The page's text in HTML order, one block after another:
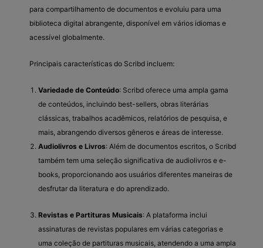
para compartilhamento de documentos e evoluiu para uma
biblioteca digital abrangente, disponível em vários idiomas e
acessível globalmente.
Principais características do Scribd incluem:
Variedade de Conteúdo: Scribd oferece uma ampla gama
de conteúdos, incluindo best-sellers, obras literárias
clássicas, trabalhos acadêmicos, relatórios de pesquisa, e
mais, abrangendo diversos gêneros e áreas de interesse.
Audiolivros e Livros: Além de documentos escritos, o Scribd
também tem uma seleção significativa de audiolivros e e-
books, proporcionando aos usuários diferentes maneiras de
desfrutar da literatura e do aprendizado.
Revistas e Partituras Musicais: A plataforma inclui
assinaturas de revistas populares em várias categorias e
uma coleção de partituras musicais, atendendo a uma ampla